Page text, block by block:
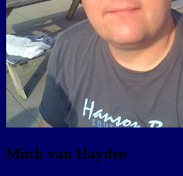
Mitch van Hayden